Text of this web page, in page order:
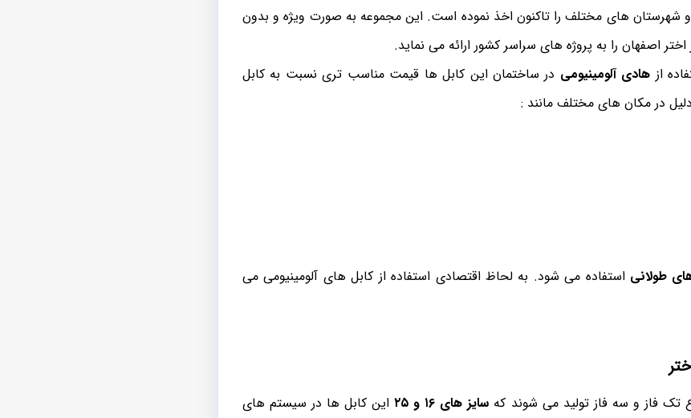
و شهرستان های مختلف را تاکنون اخذ نموده است. این مجموعه به صورت ویژه و بدون
اصفهان را به پروژه های سراسر کشور ارائه می نماید.
از هادی آلومینیومی در ساختمان این کابل ها قیمت مناسب تری نسبت به کابل
در مکان های مختلف مانند :
طولانی استفاده می شود. به لحاظ اقتصادی استفاده از کابل های آلومینیومی می
تک فاز و سه فاز تولید می شوند که سایز های ۱۶ و ۲۵
این کابل ها در سیستم های